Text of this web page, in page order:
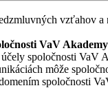
vzťahov
VaV Akademy
spoločnosti VaV
môže
spoločnosti